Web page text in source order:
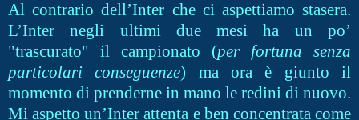
Al contrario dell’Inter che ci aspettiamo stasera.
L’Inter negli ultimi due mesi ha un po’
"trascurato" il campionato (per fortuna senza
particolari conseguenze) ma ora è giunto il
momento di prenderne in mano le redini di nuovo.
Mi aspetto un’Inter attenta e ben concentrata come